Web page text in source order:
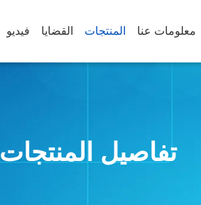
معلومات عنا المنتجات القضايا فيديو
تفاصيل المنتجات